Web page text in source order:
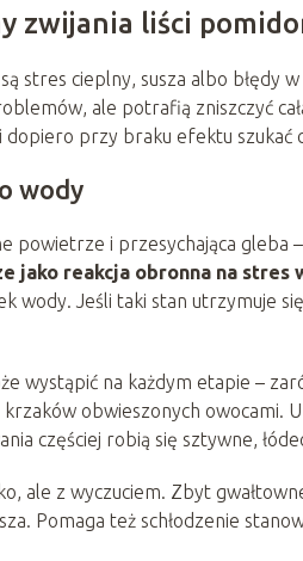
zwijania liści
stres cieplny, susza albo błędy
ale potrafią zniszczyć
przy braku efektu szukać
wody
powietrze i przesychająca
jako reakcja obronna na stres
wody. Jeśli taki stan utrzymuje
wystąpić na każdym etapie –
obwieszonych owocami.
częściej robią się sztywne,
ale z wyczuciem. Zbyt
Pomaga też schłodzenie